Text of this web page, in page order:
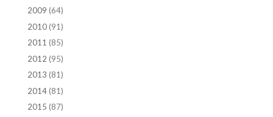
2009 (64)
2010(91)
2011 (85)
2012 (95)
2013 (81)
2014(81)
2015 (87)